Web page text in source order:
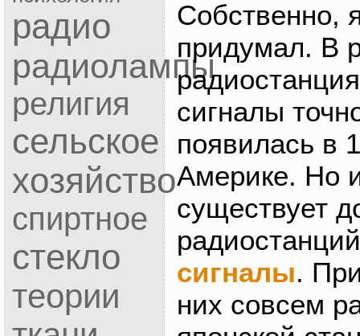
радио
радиолампы
религия
сельское
хозяйство
спиртное
стекло
теории
Собственно,
придумал. В
сигналы
появилась в
Америке. Но
существует
сигналы.
них совсем